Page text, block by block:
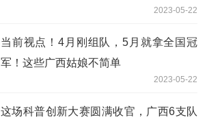
2023-05-22
当前视点！4月刚组队，5月就拿全国冠
军！这些广西姑娘不简单
2023-05-22
这场科普创新大赛圆满收官，广西6支队